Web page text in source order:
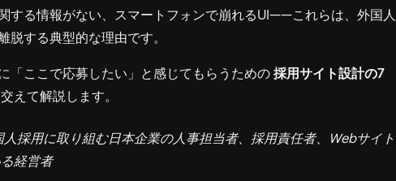
する情報がない、スマートフォンで崩れるUI——これらは、外国人
脱する典型的な理由です。
「ここで応募したい」と感じてもらうための 採用サイト設計の7
えて解説します。
人採用に取り組む日本企業の人事担当者、採用責任者、Webサイト
経営者